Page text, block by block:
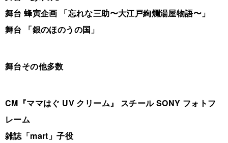
舞台 蜂寅企画 「忘れな三助〜大江戸絢爛湯屋物語〜」
舞台 「銀のほのうの国」
舞台その他多数
CM『ママはぐ UV クリーム』 スチール SONY フォトフ
レーム
雑誌「mart」子役